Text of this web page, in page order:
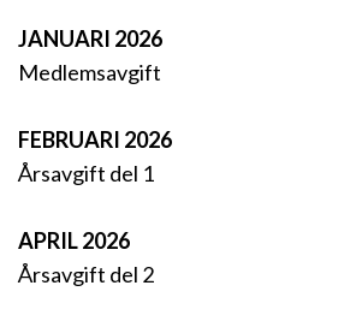
JANUARI 2026
Medlemsavgift
FEBRUARI 2026
Årsavgift del 1
APRIL 2026
Årsavgift del 2